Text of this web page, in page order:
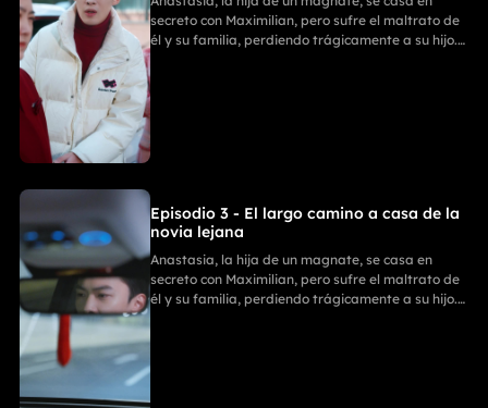
secreto con Maximilian, pero sufre el maltrato de
él y su familia, perdiendo trágicamente a su hijo.
Anastasia se divorcia y revela su verdadera
identidad. La Familia Zhou paga por sus
fechorías, mientras ella comienza un nuevo y
triunfal capítulo.
Episodio 3 - El largo camino a casa de la
novia lejana
Anastasia, la hija de un magnate, se casa en
secreto con Maximilian, pero sufre el maltrato de
él y su familia, perdiendo trágicamente a su hijo.
Con ayuda de sus tres poderosos hermanos,
Anastasia se divorcia y revela su verdadera
fechorías, mientras ella comienza un nuevo y